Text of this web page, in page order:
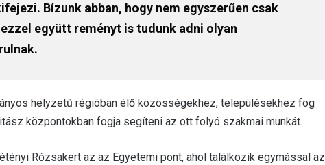
Bízunk abban, hogy nem egyszerűen csak
együtt reményt is tudunk adni olyan
helyzetű régióban élő közösségekhez, településekhez fog
központokban fogja segíteni az ott folyó szakmai munkát.
Rózsakert az az Egyetemi pont, ahol találkozik egymással az